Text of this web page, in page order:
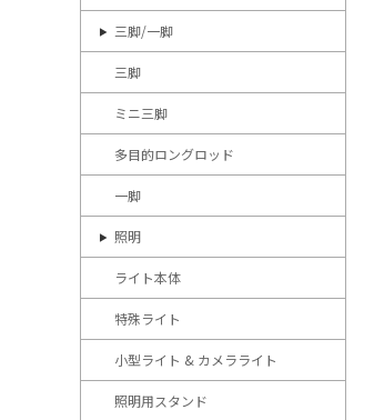
三脚/一脚
三脚
ミニ三脚
多目的ロングロッド
一脚
照明
ライト本体
特殊ライト
小型ライト & カメラライト
照明用スタンド